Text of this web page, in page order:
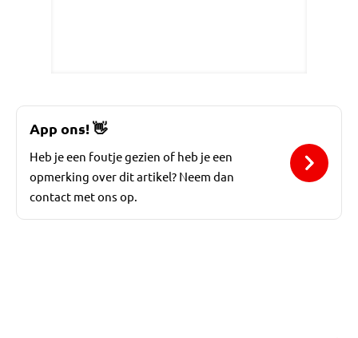
App ons!👋
Heb je een foutje gezien of heb je een
opmerking over dit artikel? Neem dan
contact met ons op.